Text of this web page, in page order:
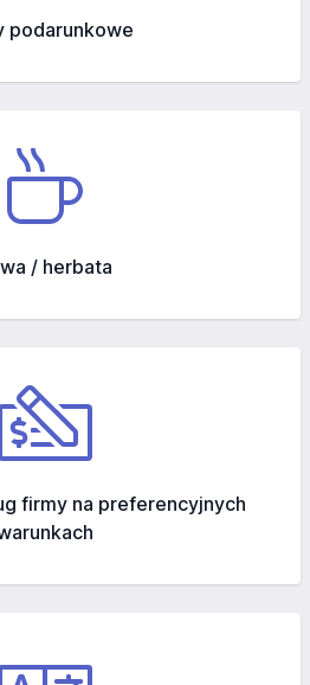
podarunkowe
/ herbata
firmy na preferencyjnych